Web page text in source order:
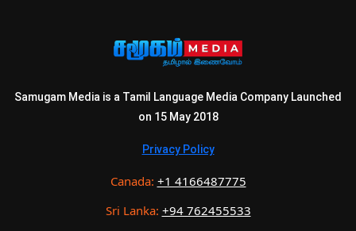
Samugam Media is a Tamil Language Media Company Launched
on 15 May 2018
Privacy Policy
Canada: +1 4166487775
Sri Lanka: +94 762455533